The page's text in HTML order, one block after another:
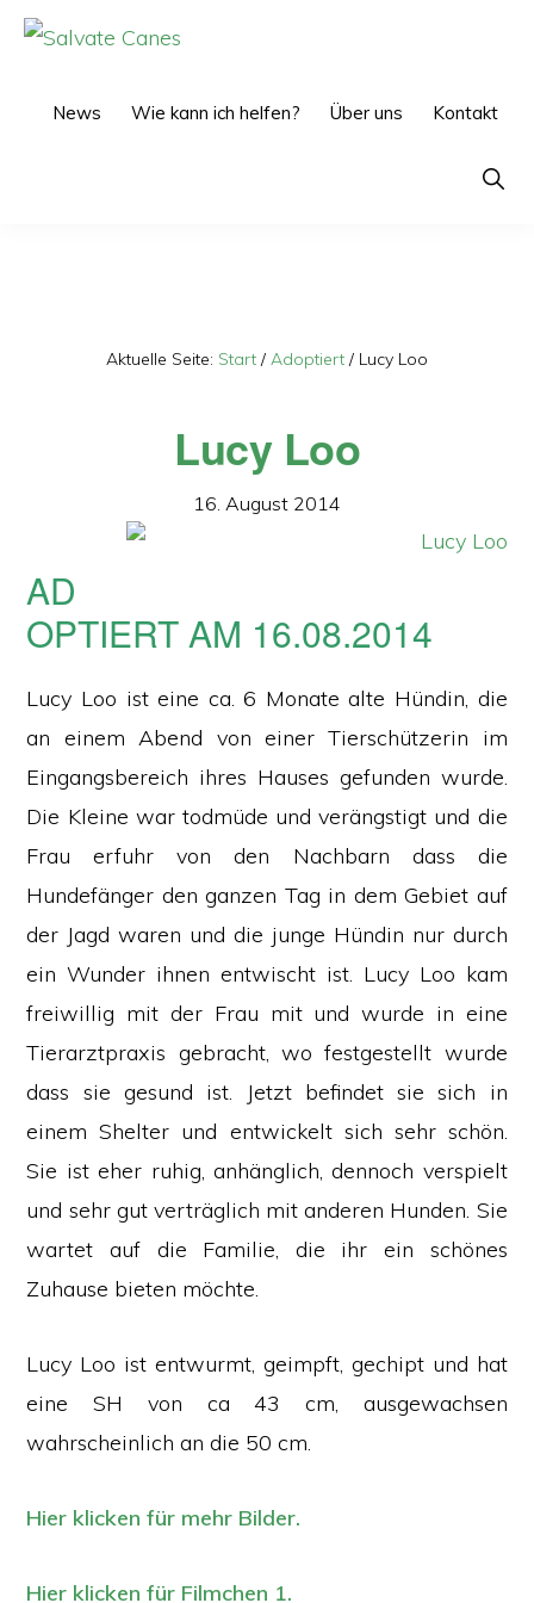
Zur
Zum
News Wie kann ich helfen? Über uns Kontakt
Show
Aktuelle Seite: Start / Adoptiert / Lucy Loo
Lucy Loo
16. August 2014
AD
OPTIERT AM 16.08.2014
Lucy Loo ist eine ca. 6 Monate alte Hündin, die
an einem Abend von einer Tierschützerin im
Eingangsbereich ihres Hauses gefunden wurde.
Die Kleine war todmüde und verängstigt und die
Frau erfuhr von den Nachbarn dass die
Hundefänger den ganzen Tag in dem Gebiet auf
der Jagd waren und die junge Hündin nur durch
ein Wunder ihnen entwischt ist. Lucy Loo kam
freiwillig mit der Frau mit und wurde in eine
Tierarztpraxis gebracht, wo festgestellt wurde
dass sie gesund ist. Jetzt befindet sie sich in
einem Shelter und entwickelt sich sehr schön.
Sie ist eher ruhig, anhänglich, dennoch verspielt
und sehr gut verträglich mit anderen Hunden. Sie
wartet auf die Familie, die ihr ein schönes
Zuhause bieten möchte.
Lucy Loo ist entwurmt, geimpft, gechipt und hat
eine SH von ca 43 cm, ausgewachsen
wahrscheinlich an die 50 cm.
Hier klicken für mehr Bilder.
Hier klicken für Filmchen 1.